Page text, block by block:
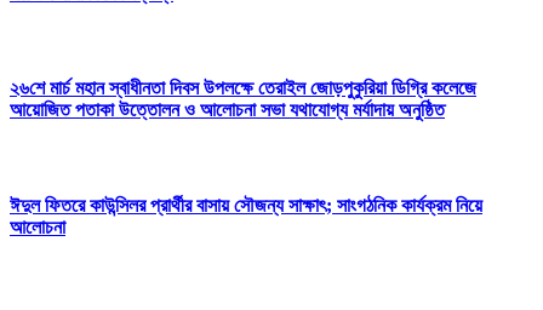
২৬শে মার্চ মহান স্বাধীনতা দিবস উপলক্ষে তেরাইল জোড়পুকুরিয়া ডিগ্রি কলেজে
আয়োজিত পতাকা উত্তোলন ও আলোচনা সভা যথাযোগ্য মর্যাদায় অনুষ্ঠিত
ঈদুল ফিতরে কাউন্সিলর প্রার্থীর বাসায় সৌজন্য সাক্ষাৎ; সাংগঠনিক কার্যক্রম নিয়ে
আলোচনা